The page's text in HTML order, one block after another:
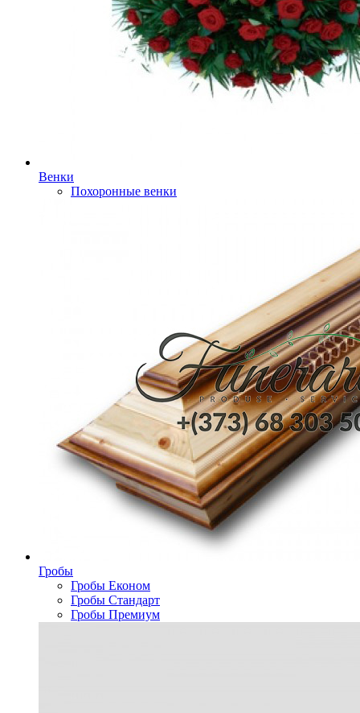
Венки
Похоронные венки
Гробы
Гробы Економ
Гробы Стандарт
Гробы Премиум